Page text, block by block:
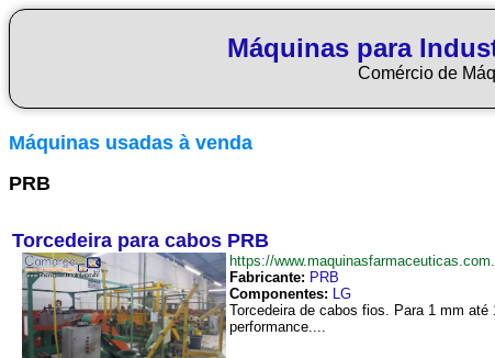
Máquinas para
Comércio de
Máquinas usadas à venda
PRB
Torcedeira para cabos PRB
https://
Fabricante: PRB
Componentes: LG
Torcedeira de cabos fios. Para 1 mm
performance....